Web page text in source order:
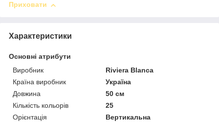
Приховати
Характеристики
Основні атрибути
Виробник
Riviera Blanca
Країна виробник
Україна
Довжина
50 см
Кількість кольорів
25
Орієнтація
Вертикальна